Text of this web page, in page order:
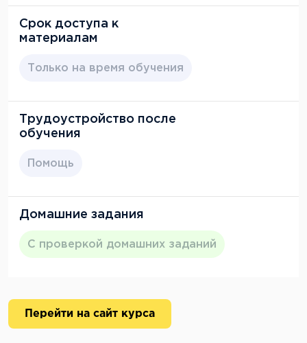
Срок доступа к
материалам
Только на время обучения
Трудоустройство после
обучения
Помощь
Домашние задания
С проверкой домашних заданий
Перейти на сайт курса